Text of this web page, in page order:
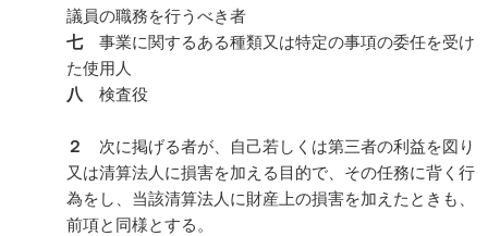
議員の職務を行うべき者
七事業に関するある種類又は特定の事項の委任を受け
た使用人
八 検査役
２
次に掲げる者が、自己若しくは第三者の利益を図り
又は清算法人に損害を加える目的で、その任務に背く行
為をし、当該清算法人に財産上の損害を加えたときも、
前項と同様とする。